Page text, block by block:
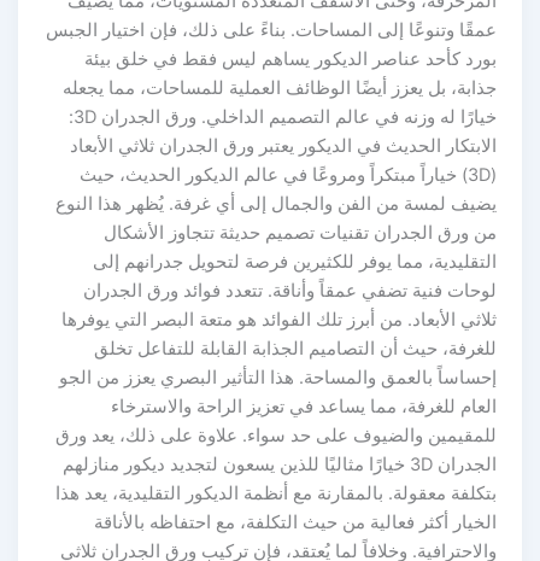
عمقًا وتنوعًا إلى المساحات. بناءً على ذلك، فإن اختيار الجبس
بورد كأحد عناصر الديكور يساهم ليس فقط في خلق بيئة
جذابة، بل يعزز أيضًا الوظائف العملية للمساحات، مما يجعله
خيارًا له وزنه في عالم التصميم الداخلي. ورق الجدران 3D:
الابتكار الحديث في الديكور يعتبر ورق الجدران ثلاثي الأبعاد
(3D) خياراً مبتكراً ومروعًا في عالم الديكور الحديث، حيث
يضيف لمسة من الفن والجمال إلى أي غرفة. يُظهر هذا النوع
من ورق الجدران تقنيات تصميم حديثة تتجاوز الأشكال
التقليدية، مما يوفر للكثيرين فرصة لتحويل جدرانهم إلى
لوحات فنية تضفي عمقاً وأناقة. تتعدد فوائد ورق الجدران
ثلاثي الأبعاد. من أبرز تلك الفوائد هو متعة البصر التي يوفرها
للغرفة، حيث أن التصاميم الجذابة القابلة للتفاعل تخلق
إحساساً بالعمق والمساحة. هذا التأثير البصري يعزز من الجو
العام للغرفة، مما يساعد في تعزيز الراحة والاسترخاء
للمقيمين والضيوف على حد سواء. علاوة على ذلك، يعد ورق
الجدران 3D خيارًا مثاليًا للذين يسعون لتجديد ديكور منازلهم
بتكلفة معقولة. بالمقارنة مع أنظمة الديكور التقليدية، يعد هذا
الخيار أكثر فعالية من حيث التكلفة، مع احتفاظه بالأناقة
والاحترافية. وخلافاً لما يُعتقد، فإن تركيب ورق الجدران ثلاثي